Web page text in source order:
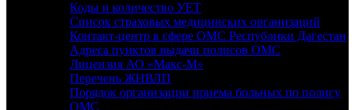
Коды и количество УЕТ
Список страховых медицинских организаций
Контакт-центр в сфере ОМС Республики Дагестан
Адреса пунктов выдачи полисов ОМС
Лицензия АО «Макс-М»
Перечень ЖНВЛП
Порядок организации приема больных по полису
ОМС